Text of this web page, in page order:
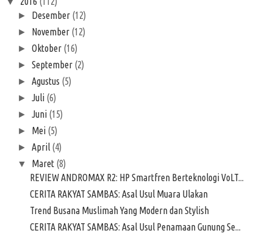
► Desember (12)
► November (12)
►Oktober (16)
►September (2)
►Agustus (5)
►Juli (6)
►Juni (15)
► Mei (5)
►April (4)
▼ Maret (8)
REVIEW ANDROMAX R2: HP Smartfren Berteknologi VoLT...
CERITA RAKYAT SAMBAS: Asal Usul Muara Ulakan
Trend Busana Muslimah Yang Modern dan Stylish
CERITA RAKYAT SAMBAS: Asal Usul Penamaan Gunung Se...